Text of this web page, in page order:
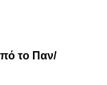
το Παν/